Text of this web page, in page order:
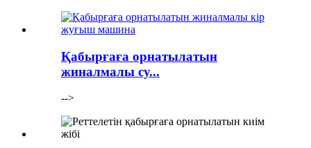
Қабырғаға орнатылатын
жиналмалы су...
-->